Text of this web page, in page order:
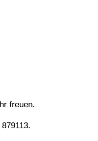
freuen.